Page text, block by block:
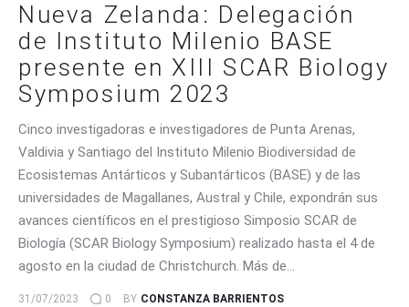
Nueva Zelanda: Delegación
de Instituto Milenio BASE
presente en XIII SCAR Biology
Symposium 2023
Cinco investigadoras e investigadores de Punta Arenas,
Valdivia y Santiago del Instituto Milenio Biodiversidad de
Ecosistemas Antárticos y Subantárticos (BASE) y de las
universidades de Magallanes, Austral y Chile, expondrán sus
avances científicos en el prestigioso Simposio SCAR de
Biología (SCAR Biology Symposium) realizado hasta el 4 de
agosto en la ciudad de Christchurch. Más de…
31/07/2023 0 BY CONSTANZA BARRIENTOS